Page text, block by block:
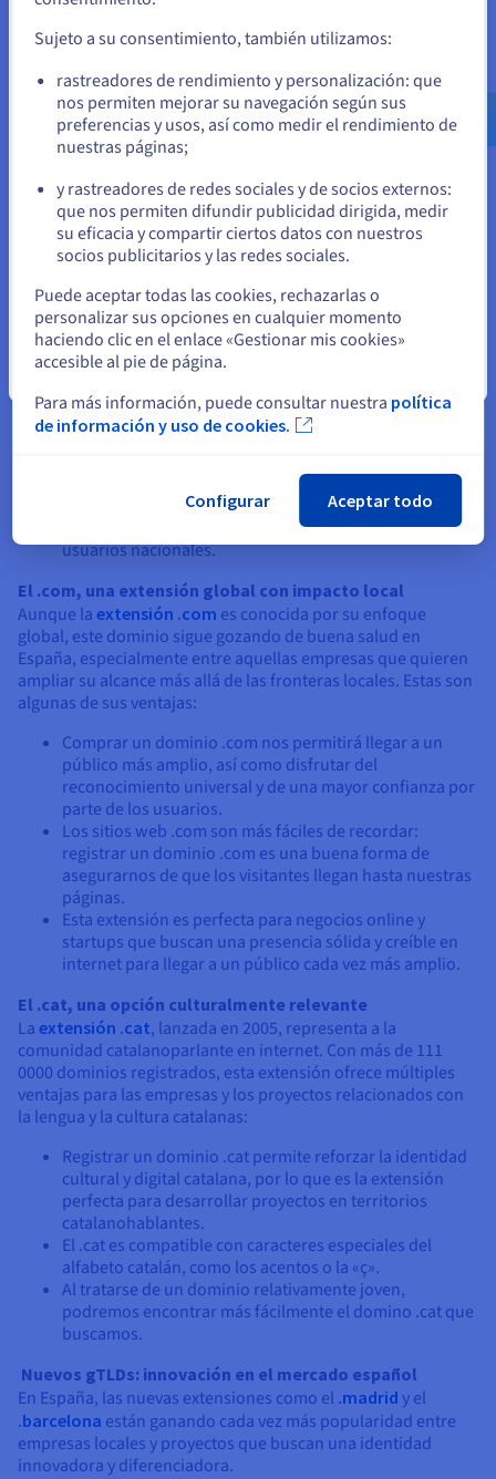
extensiones de dominio locales como las genéricas son las
buscan desarrollar su presencia online en España. A
continuación, analizaremos algunas de las extensiones más
utilizadas en nuestro país, así como sus características y
ventajas.
El .es, la extensión más representativa de España
Como acabamos de ver, eldominio .essigue siendo el
dominio geográfico más popular entre los negocios que
desarrollan su actividad en el territorio español. Este
dominio, fácil de recordar, adquirir y renovar, ofrece múltiples
ventajas a los usuarios españoles y de habla hispana:
Un dominio .es permite que los clientes españoles o de
habla hispana nos encuentren más fácilmente e
identifiquen nuestro sitio web con la cultura y la lengua
españolas.
El dominio geográfico .es permite mejorar el SEO local
realizadas en español y desde España.
Al estar gestionado por el organismo público Red.es,
este dominio ofrece mayor seguridad y confianza a los
usuarios nacionales.
El .com, una extensión global con impacto local
Aunque la extensión .com es conocida por su enfoque
global, este dominio sigue gozando de buena salud en
España, especialmente entre aquellas empresas que quieren
ampliar su alcance más allá de las fronteras locales. Estas son
algunas de sus ventajas:
Comprar un dominio .com nos permitirá llegar a un
público más amplio, así como disfrutar del
reconocimiento universal y de una mayor confianza por
parte de los usuarios.
Los sitios web .com son más fáciles de recordar:
registrar un dominio .com es una buena forma de
asegurarnos de que los visitantes llegan hasta nuestras
páginas.
Esta extensión es perfecta para negocios online y
startups que buscan una presencia sólida y creíble en
internet para llegar a un público cada vez más amplio.
El .cat, una opción culturalmente relevante
La extensión .cat, lanzada en 2005, representa a la
comunidad catalanoparlante en internet. Con más de 111
0000 dominios registrados, esta extensión ofrece múltiples
ventajas para las empresas y los proyectos relacionados con
la lengua y la cultura catalanas:
Registrar un dominio .cat permite reforzar la identidad
cultural y digital catalana, por lo que es la extensión
perfecta para desarrollar proyectos en territorios
catalanohablantes.
El .cat es compatible con caracteres especiales del
alfabeto catalán, como los acentos o la «ç».
Al tratarse de un dominio relativamente joven,
podremos encontrar más fácilmente el domino .cat que
buscamos.
Nuevos gTLDs: innovación en el mercado español
En España, las nuevas extensiones como el .madrid y el
.barcelona están ganando cada vez más popularidad entre
empresas locales y proyectos que buscan una identidad
innovadora y diferenciadora.
el sitio web adecuado y crear una cuenta.
us.ovhcloud.com/
Inglés USD - $
Permanezca en el sitio web actual
Sujeto a su consentimiento, también utilizamos:
rastreadores de rendimiento y personalización: que
nos permiten mejorar su navegación según sus
preferencias y usos, así como medir el rendimiento de
nuestras páginas;
y rastreadores de redes sociales y de socios externos:
que nos permiten difundir publicidad dirigida, medir
su eficacia y compartir ciertos datos con nuestros
socios publicitarios y las redes sociales.
Puede aceptar todas las cookies, rechazarlas o
personalizar sus opciones en cualquier momento
haciendo clic en el enlace «Gestionar mis cookies»
accesible al pie de página.
Para más información, puede consultar nuestra política
de información y uso de cookies.
Configurar Aceptar todo